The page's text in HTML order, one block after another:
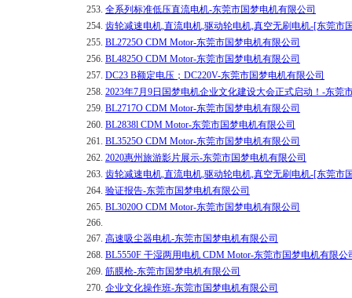
253. 全系列标准低压直流电机-东莞市国梦电机有限公司
254. 齿轮减速电机,直流电机,驱动轮电机,真空无刷电机-[东莞市
255. BL2725O CDM Motor-东莞市国梦电机有限公司
256. BL4825O CDM Motor-东莞市国梦电机有限公司
257. DC23 B额定电压；DC220V-东莞市国梦电机有限公司
258. 2023年7月9日国梦电机企业文化建设大会正式启动！-东莞
259. BL2717O CDM Motor-东莞市国梦电机有限公司
260. BL2838l CDM Motor-东莞市国梦电机有限公司
261. BL3525O CDM Motor-东莞市国梦电机有限公司
262. 2020惠州旅游影片展示-东莞市国梦电机有限公司
263. 齿轮减速电机,直流电机,驱动轮电机,真空无刷电机-[东莞市
264. 验证报告-东莞市国梦电机有限公司
265. BL3020O CDM Motor-东莞市国梦电机有限公司
266.
267. 高速吸尘器电机-东莞市国梦电机有限公司
268. BL5550F 干湿两用电机 CDM Motor-东莞市国梦电机有限公
269. 筋膜枪-东莞市国梦电机有限公司
270. 企业文化操作班-东莞市国梦电机有限公司